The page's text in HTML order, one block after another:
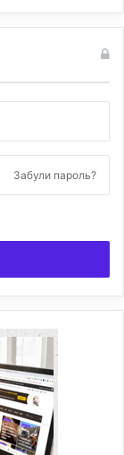
Забули пароль?